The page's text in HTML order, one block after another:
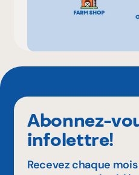
Abonnez-
infolettre!
Recevez chaque